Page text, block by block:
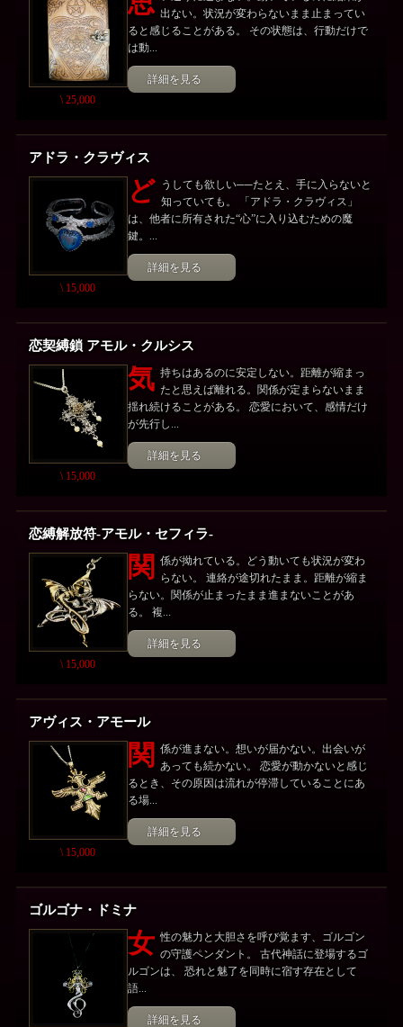
\ 25,000
出ない。状況が変わらないまま止まってい
ると感じることがある。 その状態は、行動だけで
は動...
詳細を見る
アドラ・クラヴィス
\ 15,000
ど うしても欲しい──たとえ、手に入らないと
知っていても。 「アドラ・クラヴィス」
は、他者に所有された“心”に入り込むための魔
鍵。...
詳細を見る
恋契縛鎖 アモル・クルシス
\ 15,000
気 持ちはあるのに安定しない。距離が縮まっ
たと思えば離れる。関係が定まらないまま
揺れ続けることがある。 恋愛において、感情だけ
が先行し...
詳細を見る
恋縛解放符-アモル・セフィラ-
\ 15,000
関
係が拗れている。どう動いても状況が変わ
らない。 連絡が途切れたまま。距離が縮ま
らない。関係が止まったまま進まないことがあ
る。 複...
詳細を見る
アヴィス・アモール
\ 15,000
関
係が進まない。想いが届かない。出会いが
あっても続かない。 恋愛が動かないと感じ
るとき、その原因は流れが停滞していることにあ
る場...
詳細を見る
ゴルゴナ・ドミナ
女 性の魅力と大胆さを呼び覚ます、ゴルゴン
の守護ペンダント。 古代神話に登場するゴ
ルゴンは、 恐れと魅了を同時に宿す存在として
語...
詳細を見る